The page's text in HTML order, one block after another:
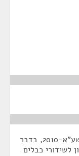
תקנות הבזק (זיכיונות) (הוראת שעה), התשע"א-2010, בדבר
לשידורי כבלים